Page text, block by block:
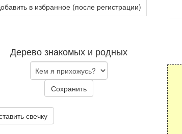
в избранное (после регистрации)
Дерево знакомых и родных
Сохранить
свечку